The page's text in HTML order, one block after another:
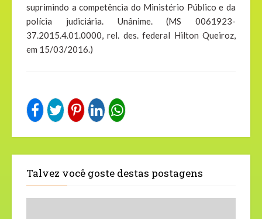
suprimindo a competência do Ministério Público e da
polícia judiciária. Unânime. (MS 0061923-
37.2015.4.01.0000, rel. des. federal Hilton Queiroz,
em 15/03/2016.)
Talvez você goste destas postagens